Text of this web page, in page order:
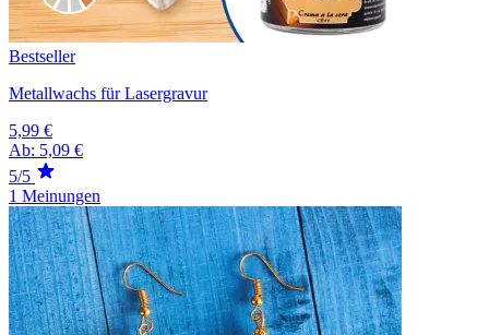
Bestseller
Metallwachs für Lasergravur
5,99 €
Ab: 5,09 €
5/5
1 Meinungen